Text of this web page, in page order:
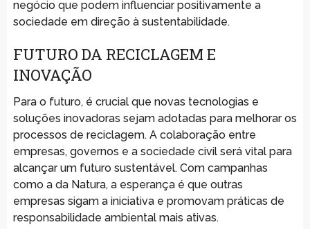
negócio que podem influenciar positivamente a
sociedade em direção à sustentabilidade.
FUTURO DA RECICLAGEM E
INOVAÇÃO
Para o futuro, é crucial que novas tecnologias e
soluções inovadoras sejam adotadas para melhorar os
processos de reciclagem. A colaboração entre
empresas, governos e a sociedade civil será vital para
alcançar um futuro sustentável. Com campanhas
como a da Natura, a esperança é que outras
empresas sigam a iniciativa e promovam práticas de
responsabilidade ambiental mais ativas.